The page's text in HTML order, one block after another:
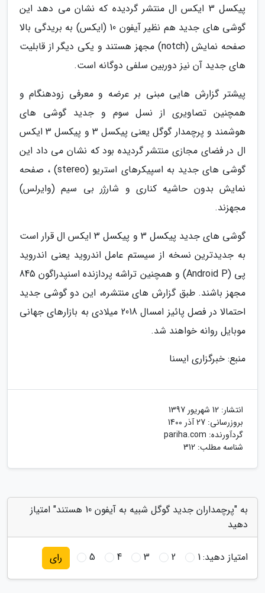
پیکسل 3 ایکس ال منتشر گردیده که نشان می دهد این
گوشی های جدید هم نظیر آیفون 10 (ایکس) به بریدگی بالا
صفحه نمایش (notch) مجهز هستند و یکی دیگر از قابلیت
های جدید آن نیز دوربین سلفی دوگانه است.
پیشتر گزارش هایی مبنی بر عرضه و معرفی زودهنگام و
همچنین تصاویری از نسل سوم و جدید گوشی های
هوشمند و پرچمدار گوگل یعنی پیکسل 3 و پیکسل 3 ایکس
ال در فضای مجازی منتشر گردیده بود که نشان می داد این
گوشی های جدید به اسپیکرهای استریو (stereo) ، صفحه
نمایش بدون حاشیه کناری و شارژر بی سیم (وایرلس)
مجهزند.
گوشی های جدید پیکسل 3 و پیکسل 3 ایکس ال قرار است
به جدیدترین نسخه از سیستم عامل اندروید یعنی اندروید
پی (Android P) و همچنین تراشه پردازنده اسنپدراگون 845
مجهز باشند. طبق گزارش های منتشره، این دو گوشی جدید
احتمالا در فصل پائیز امسال 2018 میلادی به بازارهای جهانی
موبایل روانه خواهند شد.
منبع: خبرگزاری ایسنا
انتشار: 12 شهریور 1397
بروزرسانی: 27 آذر 1400
گردآورنده: pariha.com
شناسه مطلب: 312
به "پرچمداران جدید گوگل شبیه به آیفون 10 هستند" امتیاز
دهید
امتیاز دهید:1
2
3
4
5 رای